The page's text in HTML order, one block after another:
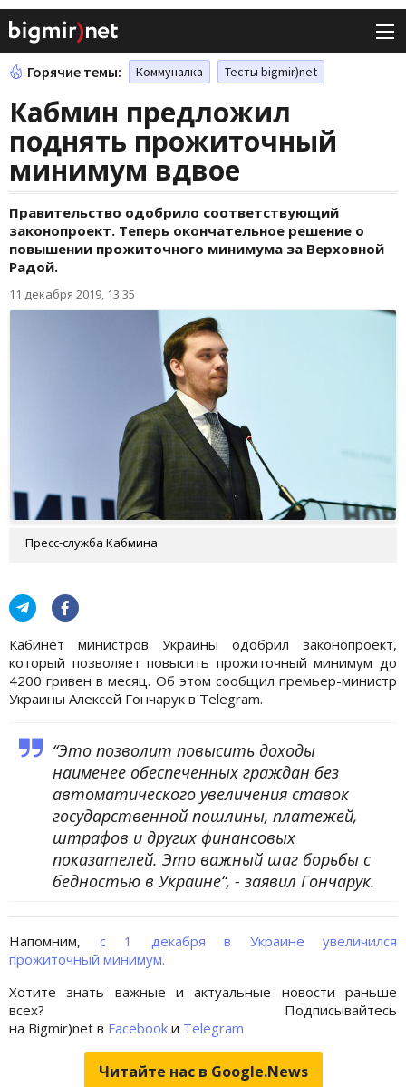
Горячие темы: Коммуналка Тесты bigmir)net
Кабмин предложил
поднять прожиточный
минимум вдвое
Правительство одобрило соответствующий
законопроект. Теперь окончательное решение о
повышении прожиточного минимума за Верховной
Радой.
11 декабря 2019, 13:35
Пресс-служба Кабмина
Кабинет министров Украины одобрил законопроект,
который позволяет повысить прожиточный минимум до
4200 гривен в месяц. Об этом сообщил премьер-министр
Украины Алексей Гончарук в Telegram.
“Это позволит повысить доходы
наименее обеспеченных граждан без
автоматического увеличения ставок
государственной пошлины, платежей,
штрафов и других финансовых
показателей. Это важный шаг борьбы с
бедностью в Украине“, - заявил Гончарук.
Напомним, с 1 декабря в Украине увеличился
прожиточный минимум.
Хотите знать важные и актуальные новости раньше
всех? Подписывайтесь
на Bigmir)net в Facebook и Telegram
Читайте нас в Google.News